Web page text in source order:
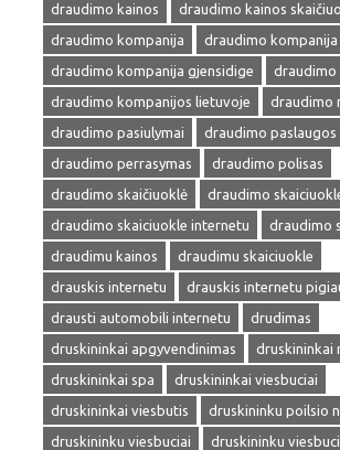
draudimo kainos
draudimo kainos
draudimo kompanija
draudimo kompanija
draudimo kompanija gjensidige
draudimo
draudimo kompanijos lietuvoje
draudimo
draudimo pasiulymai
draudimo paslaugos
draudimo perrasymas
draudimo polisas
draudimo skaičiuoklė
draudimo
draudimo skaiciuokle internetu
draudimo
draudimu kainos
draudimu skaiciuokle
drauskis internetu
drauskis internetu
drausti automobili internetu
drudimas
druskininkai apgyvendinimas
druskininkai
druskininkai spa
druskininkai viesbuciai
druskininkai viesbutis
druskininku poilsio
druskininku viesbuciai
druskininku